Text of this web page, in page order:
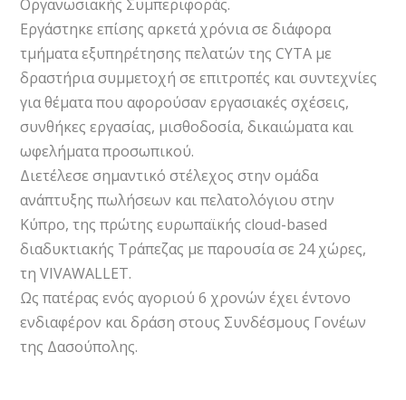
Οργανωσιακής Συμπεριφοράς.
Εργάστηκε επίσης αρκετά χρόνια σε διάφορα
τμήματα εξυπηρέτησης πελατών της CYTA με
δραστήρια συμμετοχή σε επιτροπές και συντεχνίες
για θέματα που αφορούσαν εργασιακές σχέσεις,
συνθήκες εργασίας, μισθοδοσία, δικαιώματα και
ωφελήματα προσωπικού.
Διετέλεσε σημαντικό στέλεχος στην ομάδα
ανάπτυξης πωλήσεων και πελατολόγιου στην
Κύπρο, της πρώτης ευρωπαϊκής cloud-based
διαδυκτιακής Τράπεζας με παρουσία σε 24 χώρες,
τη VIVAWALLET.
Ως πατέρας ενός αγοριού 6 χρονών έχει έντονο
ενδιαφέρον και δράση στους Συνδέσμους Γονέων
της Δασούπολης.